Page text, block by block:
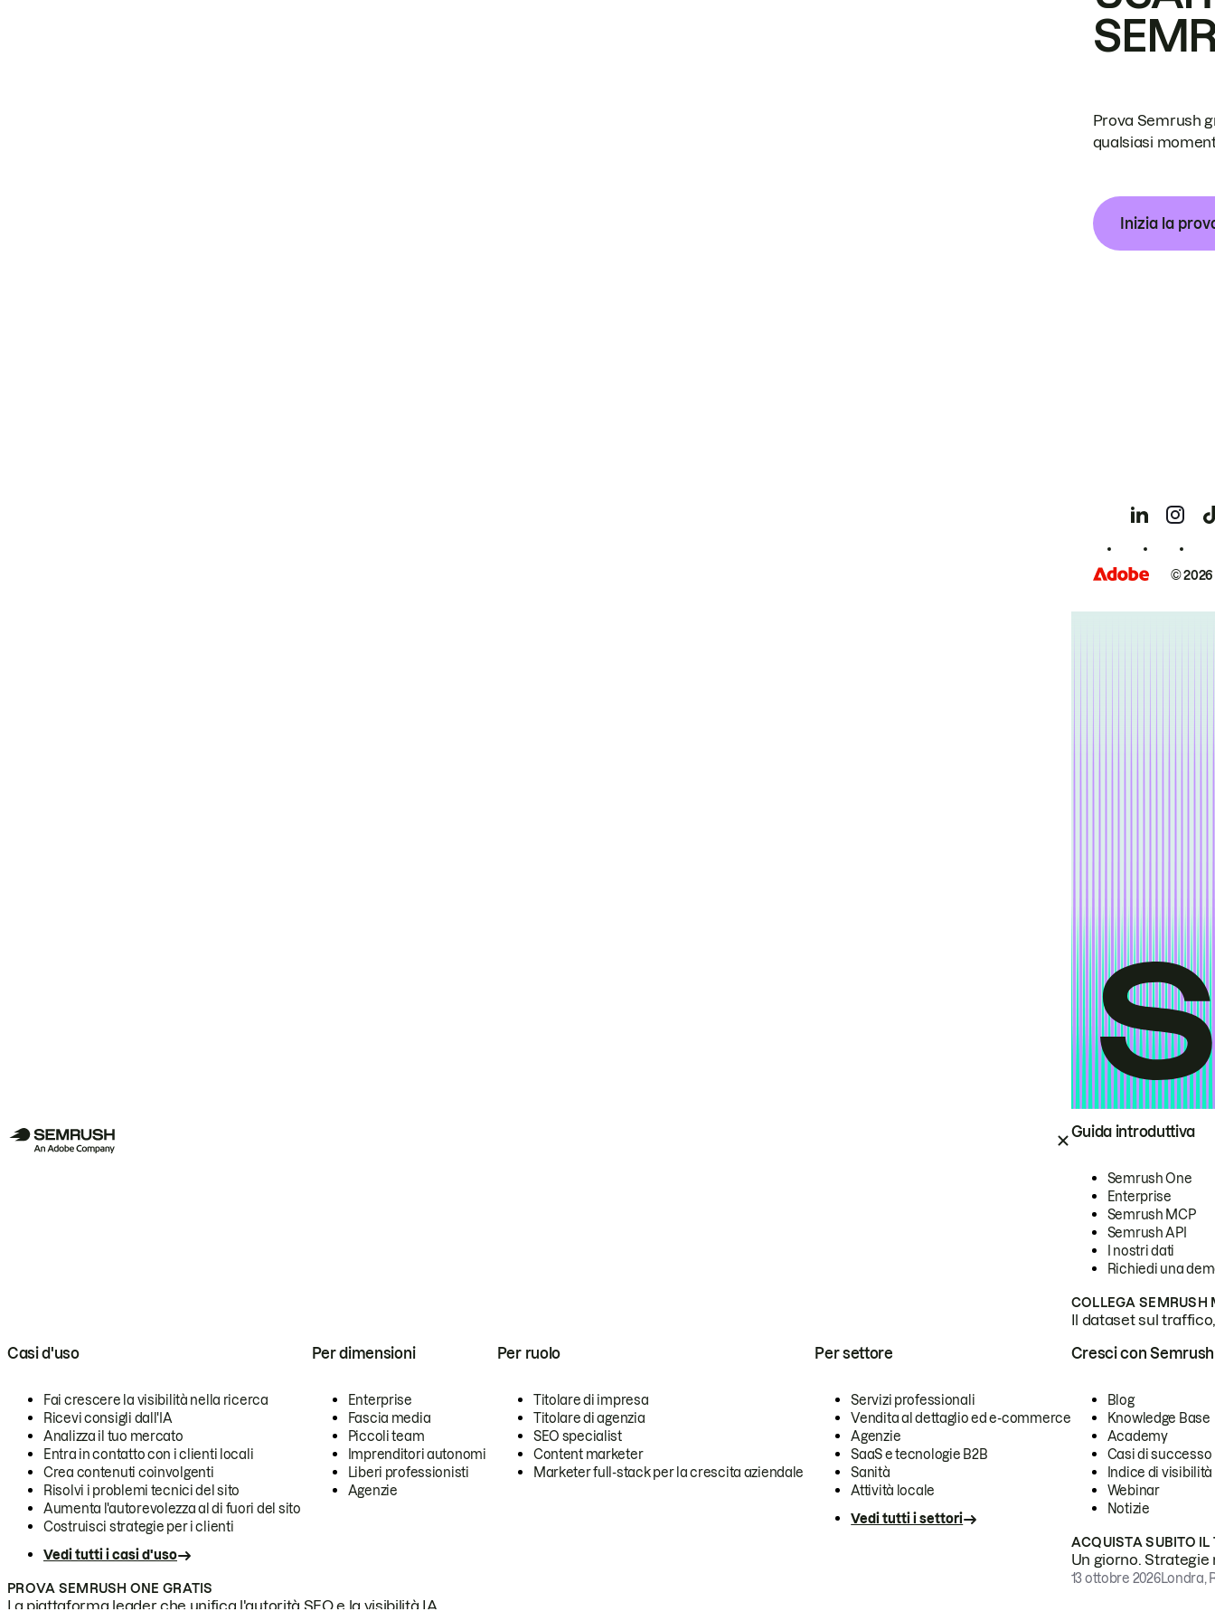
Guida introduttiva
Semrush One
Enterprise
Semrush MCP
Semrush API
I nostri dati
Richiedi una
COLLEGA SEMRUSH
Il dataset sul
Casi d'uso
Fai crescere la visibilità nella ricerca
Ricevi consigli dall'IA
Analizza il tuo mercato
Entra in contatto con i clienti locali
Crea contenuti coinvolgenti
Risolvi i problemi tecnici del sito
Aumenta l'autorevolezza al di fuori del sito
Costruisci strategie per i clienti
Vedi tutti i casi d'uso
Per dimensioni
Enterprise
Fascia media
Piccoli team
Imprenditori autonomi
Liberi professionisti
Agenzie
Per ruolo
Titolare di impresa
Titolare di agenzia
SEO specialist
Content marketer
Marketer full-stack per la crescita aziendale
Per settore
Servizi professionali
Vendita al dettaglio ed e-commerce
Agenzie
SaaS e tecnologie B2B
Sanità
Attività locale
Vedi tutti i settori
PROVA SEMRUSH ONE GRATIS
La piattaforma leader che unifica l'autorità SEO e la visibilità IA.
Cresci con Semrush
Blog
Knowledge Base
Academy
Casi di successo
Indice di visibilità
Webinar
Notizie
ACQUISTA SUBITO IL
Un giorno.
13 ottobre 2026Londra,
Prova Semrush
qualsiasi
Inizia la
©